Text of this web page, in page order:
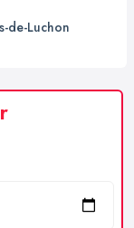
de-Luchon